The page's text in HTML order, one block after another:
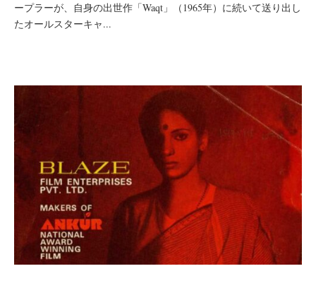
ープラーが、自身の出世作「Waqt」（1965年）に続いて送り出し
たオールスターキャ...